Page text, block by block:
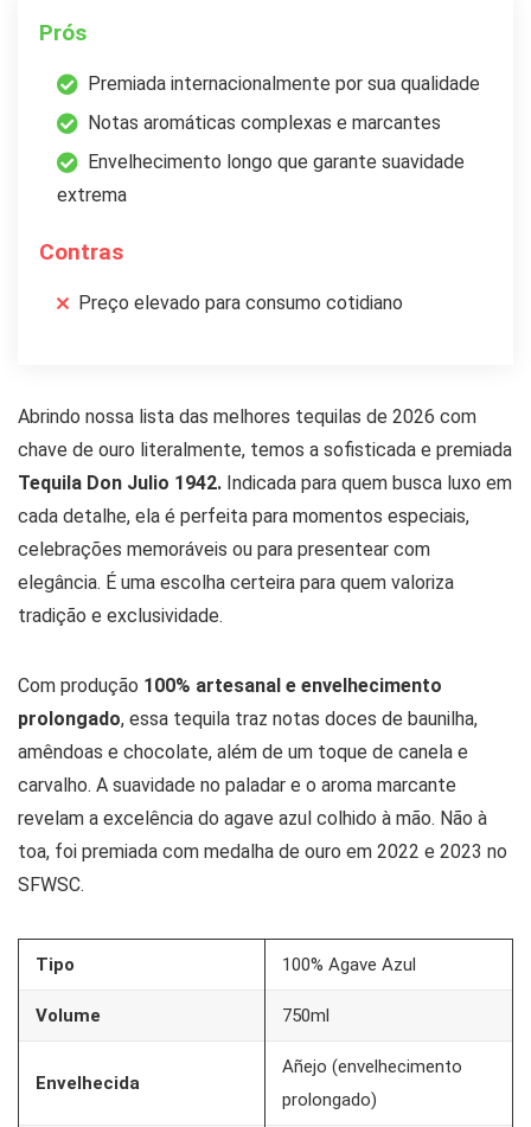
Prós
Premiada internacionalmente por sua qualidade
Notas aromáticas complexas e marcantes
Envelhecimento longo que garante suavidade
extrema
Contras
Preço elevado para consumo cotidiano
Abrindo nossa lista das melhores tequilas de 2026 com
chave de ouro literalmente, temos a sofisticada e premiada
Tequila Don Julio 1942. Indicada para quem busca luxo em
cada detalhe, ela é perfeita para momentos especiais,
celebrações memoráveis ou para presentear com
elegância. É uma escolha certeira para quem valoriza
tradição e exclusividade.
Com produção 100% artesanal e envelhecimento
prolongado, essa tequila traz notas doces de baunilha,
amêndoas e chocolate, além de um toque de canela e
carvalho. A suavidade no paladar e o aroma marcante
revelam a excelência do agave azul colhido à mão. Não à
toa, foi premiada com medalha de ouro em 2022 e 2023 no
SFWSC.
Tipo 100% Agave Azul
Volume 750ml
Envelhecida
Añejo (envelhecimento
prolongado)